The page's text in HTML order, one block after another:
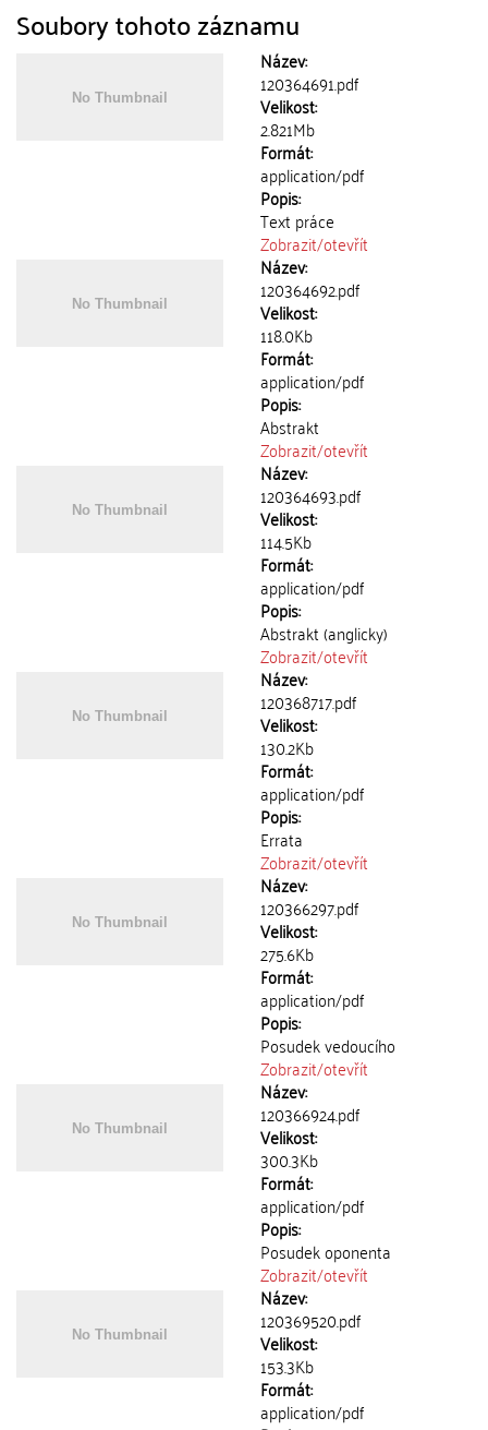
Soubory tohoto záznamu
Název:
120364691.pdf
Velikost:
2.821Mb
Formát:
application/pdf
Popis:
Text práce
Zobrazit/otevřít
Název:
120364692.pdf
Velikost:
118.0Kb
Formát:
application/pdf
Popis:
Abstrakt
Zobrazit/otevřít
Název:
120364693.pdf
Velikost:
114.5Kb
Formát:
application/pdf
Popis:
Abstrakt (anglicky)
Zobrazit/otevřít
Název:
120368717.pdf
Velikost:
130.2Kb
Formát:
application/pdf
Popis:
Errata
Zobrazit/otevřít
Název:
120366297.pdf
Velikost:
275.6Kb
Formát:
application/pdf
Popis:
Posudek vedoucího
Zobrazit/otevřít
Název:
120366924.pdf
Velikost:
300.3Kb
Formát:
application/pdf
Popis:
Posudek oponenta
Zobrazit/otevřít
Název:
120369520.pdf
Velikost:
153.3Kb
Formát:
application/pdf